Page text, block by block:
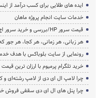
ایده های طلایی برای کسب درآمد از
خدمات سایت انجام پروژه ماهان
قیمت سرور HP/بررسی و خرید سرور اچ پی
هر زبانی، هر زمانی، هر کجا، هر جور
رونمایی از سایت بلوباکس با هدف
خرید تلگرام پرمیوم با ارزان ترین قیمت
چرا لامپ ال ای دی از لامپ رشته‌ای
چرا پنل های ال ای دی سقفی فروش